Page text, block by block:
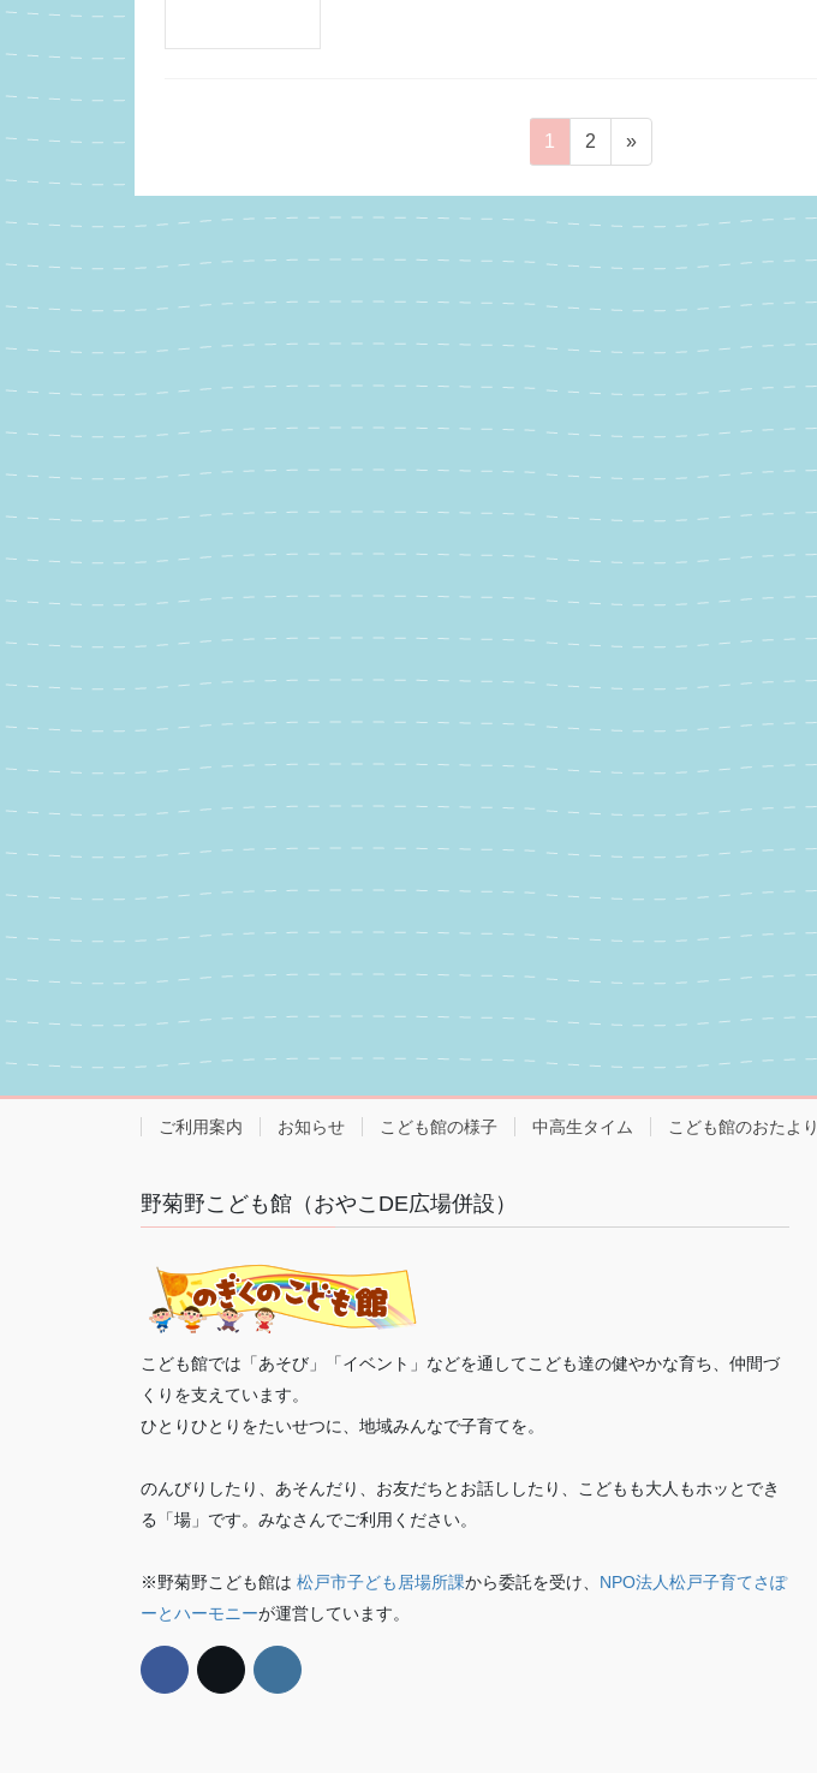
の
ペ
固
定
ペ
ジ
1
固
定
ペ
ジ
2 »
ご利用案内 お知らせ こども館の様子 中高生タイム こども館のおたより
野菊野こども館（おやこDE広場併設）
こども館では「あそび」「イベント」などを通してこども達の健やかな育ち、仲間づ
くりを支えています。
ひとりひとりをたいせつに、地域みんなで子育てを。
のんびりしたり、あそんだり、お友だちとお話ししたり、こどもも大人もホッとでき
る「場」です。みなさんでご利用ください。
※野菊野こども館は 松戸市子ども居場所課から委託を受け、 NPO法人松戸子育てさぽ
ーとハーモニーが運営しています。